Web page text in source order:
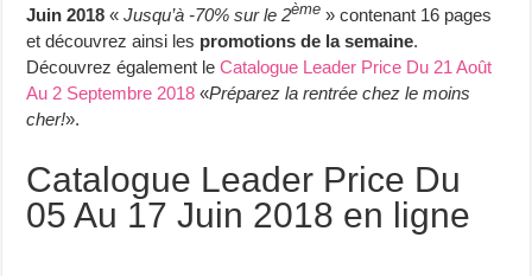
Juin 2018 «Jusqu’à -70% sur le 2ème » contenant 16 pages
et découvrez ainsi les promotions de la semaine.
Découvrez également leCatalogue Leader Price Du 21 Août
Au 2 Septembre 2018 «Préparez la rentrée chez le moins
cher!».
Catalogue Leader Price Du
05 Au 17 Juin 2018 en ligne